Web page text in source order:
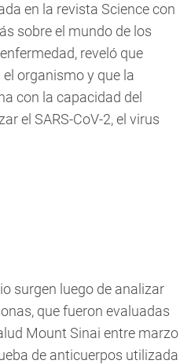
en la revista Science con
sobre el mundo de los
reveló que
organismo y que la
con la capacidad del
el SARS-CoV-2, el virus
surgen luego de analizar
que fueron evaluadas
Mount Sinai entre marzo
de anticuerpos utilizada